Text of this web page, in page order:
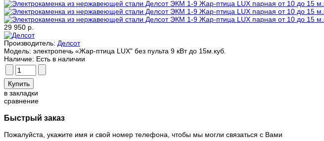
29 950 р.
Производитель: Делсот
Модель: электропечь «Жар-птица LUX" без пульта 9 кВт до 15м.куб.
Наличие: Есть в наличии
в закладки
сравнение
Быстрый заказ
Пожалуйста, укажите имя и свой номер телефона, чтобы мы могли связаться с Вами